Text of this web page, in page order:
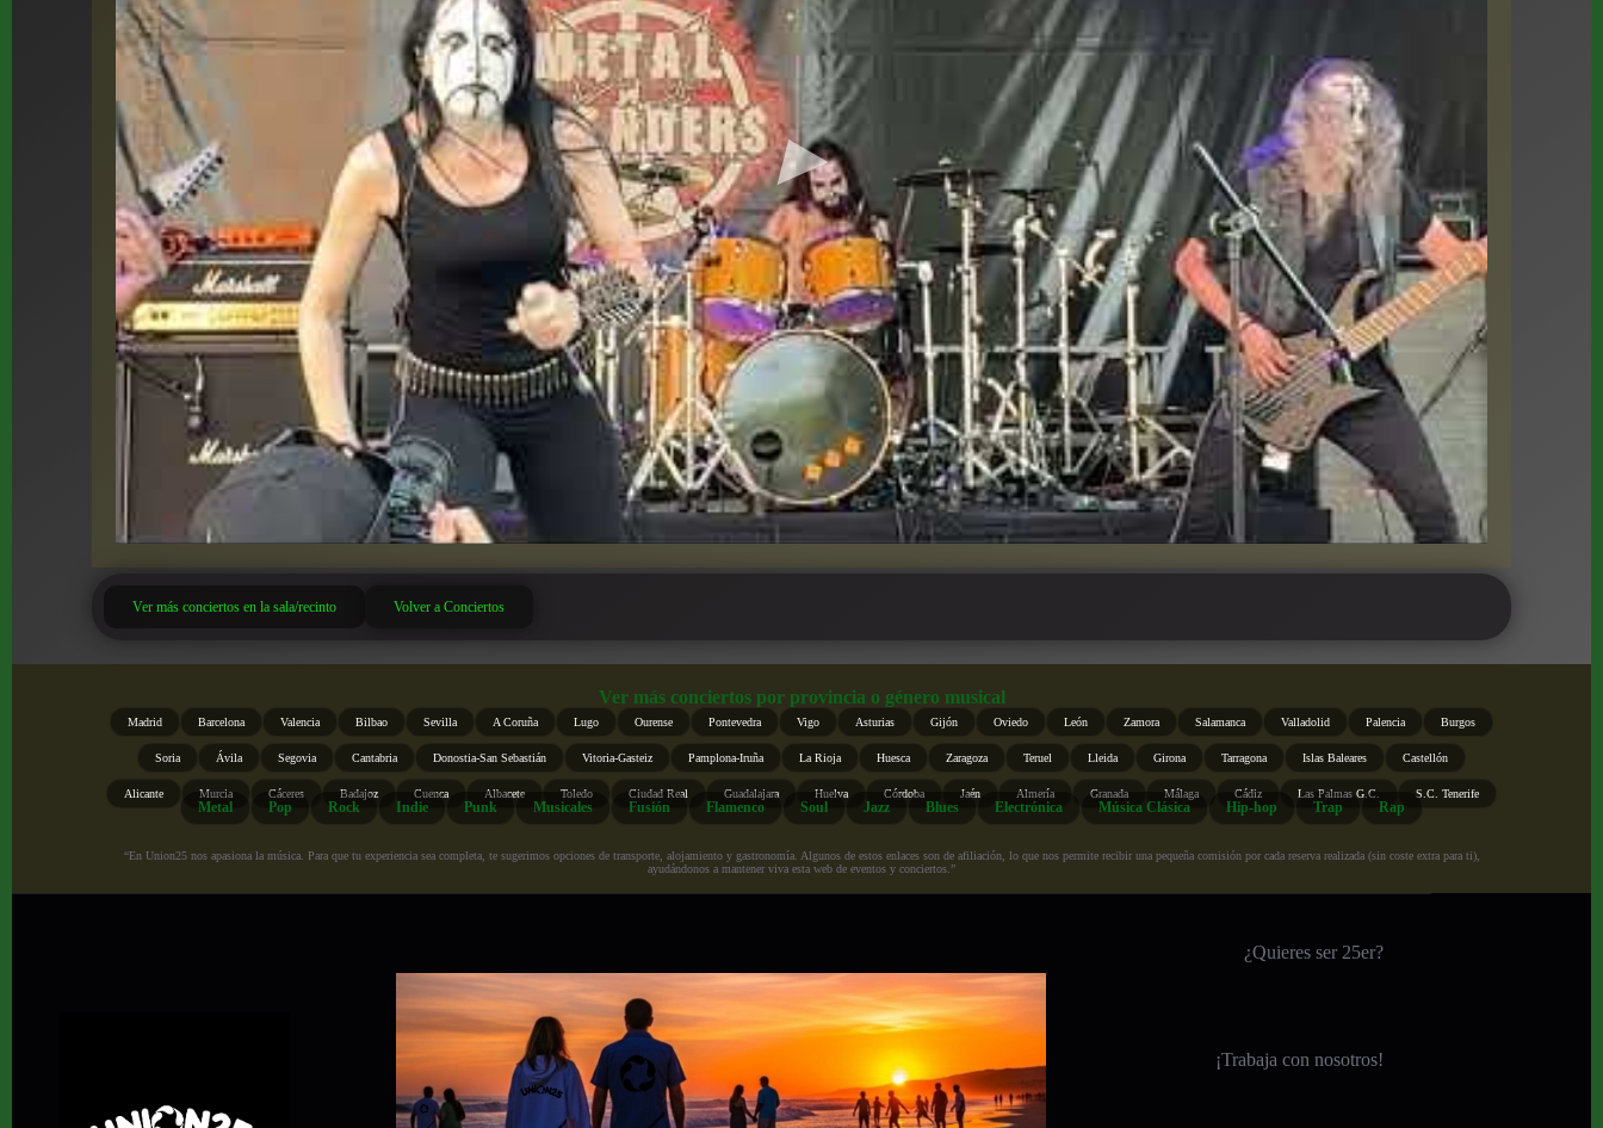
Ver más conciertos en la sala/recinto Volver a Conciertos
Ver más conciertos por provincia o género musical
Madrid Barcelona Valencia Bilbao Sevilla A Coruña Lugo Ourense Pontevedra Vigo Asturias Gijón Oviedo León Zamora Salamanca Valladolid Palencia Burgos
Soria Ávila Segovia Cantabria Donostia-San Sebastián Vitoria-Gasteiz Pamplona-Iruña La Rioja Huesca Zaragoza Teruel Lleida Girona Tarragona Islas Baleares Castellón
Alicante Murcia Cáceres Badajoz Cuenca Albacete Toledo Ciudad Real Guadalajara Huelva Córdoba Jaén Almería Granada Málaga Cádiz Las Palmas G.C. S.C. Tenerife
Metal Pop Rock Indie Punk Musicales Fusión Flamenco Soul Jazz Blues Electrónica Música Clásica Hip-hop Trap Rap
“En Union25 nos apasiona la música. Para que tu experiencia sea completa, te sugerimos opciones de transporte, alojamiento y gastronomía. Algunos de estos enlaces son de afiliación, lo que nos permite recibir una pequeña comisión por cada reserva realizada (sin coste extra para ti),
ayudándonos a mantener viva esta web de eventos y conciertos.”
¿Quieres ser 25er?
¡Trabaja con nosotros!